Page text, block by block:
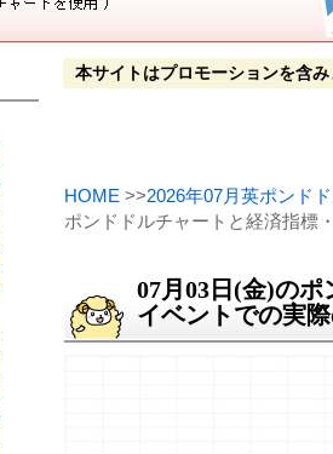
本サイトはプロモーションを含み
HOME >>2026年07月英ポンド
ポンドドルチャートと経済指標
07月03日(金)の
イベントでの実